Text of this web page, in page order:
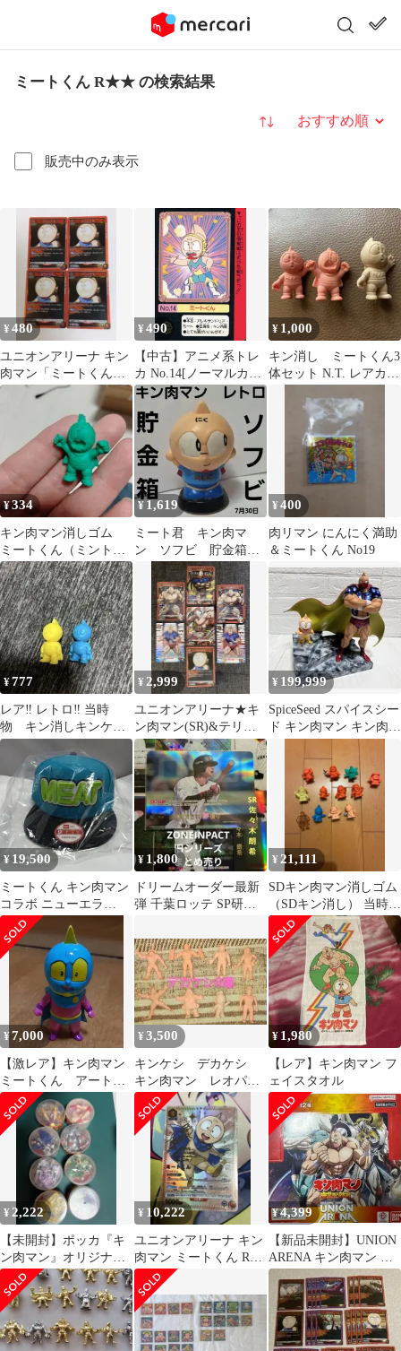
ミートくん R★★ の検索結果
販売中のみ表示
並び替え
¥480
ユニオンアリーナ キン
肉マン「ミートくん」
R（レア）４枚セット
¥490
【中古】アニメ系トレ
カ No.14[ノーマルカー
ド]：ミートくん
¥ 1,000
キン消し ミートくん3
体セット N.T. レアカラ
¥334
キン肉マン消しゴム
ミートくん（ミント
色） レアカラー 当
時物 希少
¥ 1,619
ミート君 キン肉マ
ン ソフビ 貯金箱
キンケシ フィギュ
ア レトロ レア グ
ッズ
¥400
肉リマン にんにく満助
＆ミートくん No19
¥777
レア‼️ レトロ‼️ 当時
物 キン消しキンケ
シ ミートくん ミー
ト君 検）キン肉マン
¥2,999
ユニオンアリーナ★キ
ン肉マン(SR)&テリー
マン(SR)＆ミートくん
★ユニアリ
¥ 199,999
SpiceSeed スパイスシー
ド キン肉マン キン肉ス
¥ 19,500
ミートくん キン肉マン
コラボ ニューエラ
9FIFTY スナップバック
¥ 1,800
ドリームオーダー最新
弾 千葉ロッテ SP研ぎ
弾URまとめ売り
¥ 21,111
SDキン肉マン消しゴム
（SDキン消し） 当時物
まとめ売り
¥7,000
【激レア】キン肉マン
ミートくん アートジ
ャンキーカラー美品
¥3,500
キンケシ デカケシ
キン肉マン レオパル
ドン ジャンクマン
ミートくん
¥ 1,980
【レア】キン肉マン フ
ェイスタオル
¥ 2,222
【未開封】ポッカ『キ
ン肉マン』オリジナル
フィギュア 悪魔六騎士
編
¥ 10,222
ユニオンアリーナ キン
肉マン ミートくん Rパ
ラレル 星2
¥4,399
【新品未開封】UNION
ARENA キン肉マン 完
璧超人始祖編 匿名配送